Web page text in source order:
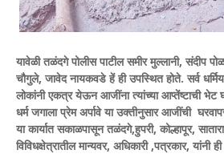
यावेळी तळंदगे पोलीस पाटील समीर मुल्लानी, संदीप
चौगुले, जावेद नायकवडे हें ही उपस्थित होते. सर्व
लोकांनी एकत्र येऊन आजींना त्यांच्या आप्तेंष्टाची
धर्म जगाला प्रेम अर्पावे या उक्तीनुसार आजींची
या कार्यात सकाळपासून तळंदगे,हुपरी, कोल्हापूर,
विविधक्षेत्रातील मान्यवर, अधिकारी ,पत्रकार, यांनी